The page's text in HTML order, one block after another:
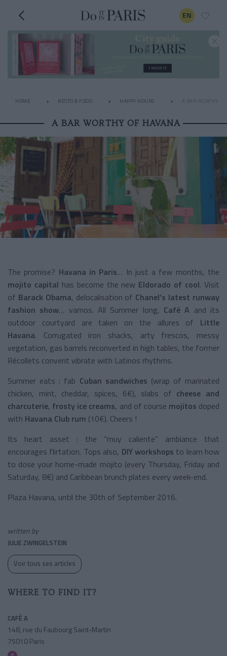
EN
HOME RESTO & FOOD HAPPY HOURS A BAR WORTHY
A BAR WORTHY OF HAVANA
The promise? Havana in Paris… In just a few months, the
mojito capital has become the new Eldorado of cool. Visit
of Barack Obama, delocalisation of Chanel’s latest runway
fashion show… vamos. All Summer long, Café A and its
outdoor courtyard are taken on the allures of Little
Havana. Corrugated iron shacks, arty frescos, messy
vegetation, gas barrels reconverted in high tables, the former
Récollets convent vibrate with Latinos rhythms.
Summer eats : fab Cuban sandwiches (wrap of marinated
chicken, mint, cheddar, spices, 6€), slabs of cheese and
charcuterie, frosty ice creams, and of course mojitos doped
with Havana Club rum (10€). Cheers !
Its heart asset : the “muy caliente” ambiance that
encourages flirtation. Tops also, DIY workshops to learn how
to dose your home-made mojito (every Thursday, Friday and
Saturday, 8€) and Caribbean brunch plates every week-end.
Plaza Havana, until the 30th of September 2016.
written by
JULIE ZWINGELSTEIN
Voir tous ses articles
WHERE TO FIND IT?
CAFÉ A
148, rue du Faubourg Saint-Martin
75010 Paris